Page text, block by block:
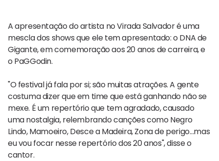
A apresentação do artista no Virada Salvador é uma
mescla dos shows que ele tem apresentado: o DNA de
Gigante, em comemoração aos 20 anos de carreira, e
o PaGGodin.
"O festival já fala por si; são muitas atrações. A gente
costuma dizer que em time que está ganhando não se
mexe. É um repertório que tem agradado, causado
uma nostalgia, relembrando canções como Negro
Lindo, Mamoeiro, Desce a Madeira, Zona de perigo…mas
eu vou focar nesse repertório dos 20 anos", disse o
cantor.